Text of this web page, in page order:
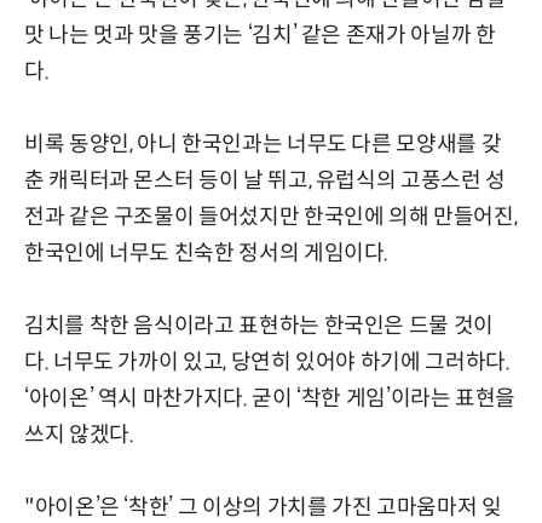
맛 나는 멋과 맛을 풍기는 ‘김치’ 같은 존재가 아닐까 한
다.
비록 동양인, 아니 한국인과는 너무도 다른 모양새를 갖
춘 캐릭터과 몬스터 등이 날 뛰고, 유럽식의 고풍스런 성
전과 같은 구조물이 들어섰지만 한국인에 의해 만들어진,
한국인에 너무도 친숙한 정서의 게임이다.
김치를 착한 음식이라고 표현하는 한국인은 드물 것이
다. 너무도 가까이 있고, 당연히 있어야 하기에 그러하다.
‘아이온’ 역시 마찬가지다. 굳이 ‘착한 게임’이라는 표현을
쓰지 않겠다.
"아이온’은 ‘착한’ 그 이상의 가치를 가진 고마움마저 잊